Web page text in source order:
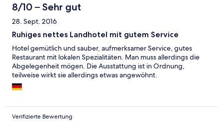
8/10 – Sehr gut
28. Sept. 2016
Ruhiges nettes Landhotel mit gutem Service
Hotel gemütlich und sauber, aufmerksamer Service, gutes
Restaurant mit lokalen Spezialitäten. Man muss allerdings die
Abgelegenheit mögen. Die Ausstattung ist in Ordnung,
teilweise wirkt sie allerdings etwas angewöhnt.
Verifizierte Bewertung